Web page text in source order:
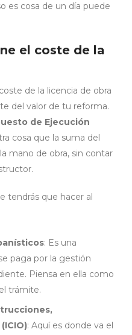
es cosa de un día puede
el coste de la
de la licencia de obra
del valor de tu reforma.
de Ejecución
cosa que la suma del
mano de obra, sin contar
tendrás que hacer al
: Es una
paga por la gestión
Piensa en ella como
trámite.
: Aquí es donde va el